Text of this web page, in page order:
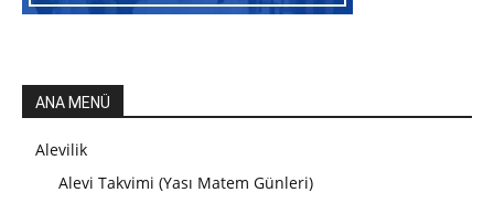
ANA MENÜ
Alevilik
Alevi Takvimi (Yası Matem Günleri)